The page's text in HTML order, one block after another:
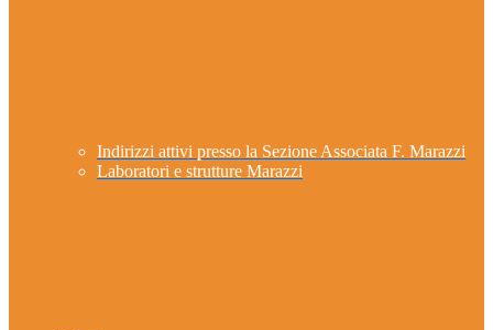
Indirizzi attivi presso la Sezione Associata F. Marazzi
Laboratori e strutture Marazzi